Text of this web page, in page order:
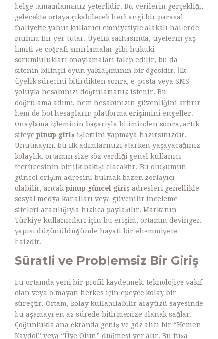
belge tamamlamanız yeterlidir. Bu verilerin gerçekliği,
gelecekte ortaya çıkabilecek herhangi bir parasal
faaliyette yahut kullanıcı emniyetiyle alakalı hallerde
mühim bir yer tutar. Üyelik safhasında, üyelerin yaş
limiti ve coğrafi sınırlamalar gibi hukuki
sorumlulukları onaylamaları talep edilir, bu da
sitenin bilinçli oyun yaklaşımının bir ögesidir. İlk
üyelik sürecini bitirdikten sonra, e-posta veya SMS
yoluyla hesabınızı doğrulamanız istenir. Bu
doğrulama adımı, hem hesabınızın güvenliğini artırır
hem de bot hesapların platforma erişimini engeller.
Onaylama işleminin başarıyla bitiminden sonra, artık
siteye pinup giriş işlemini yapmaya hazırsınızdır.
Unutmayın, bu ilk adımlarınızı atarken yaşayacağınız
kolaylık, ortamın size söz verdiği genel kullanıcı
tecrübesinin bir ilk bakışı olacaktır. Bu oluşumun
güncel erişim adresini bulmak bazen zorlayıcı
olabilir, ancak pinup güncel giriş adresleri genellikle
sosyal medya kanalları veya güvenilir inceleme
siteleri aracılığıyla hızlıca paylaşılır. Markanın
Türkiye kullanıcıları için bu erişim, ortamın devingen
yapısı düşünüldüğünde hayati bir ehemmiyete
haizdir.
Süratli ve Problemsiz Bir Giriş
Bu ortamda yeni bir profil kaydetmek, teknolojiye vakıf
olan veya olmayan herkes için epeyce kolay bir
süreçtir. Ortam, kolay kullanılabilir arayüzü sayesinde
bu aşamayı en az sürede bitirmenize olanak sağlar.
Çoğunlukla ana ekranda geniş ve göz alıcı bir “Hemen
Kaydol” veya “Üye Olun” düğmesi yer alır. Bu tuşa